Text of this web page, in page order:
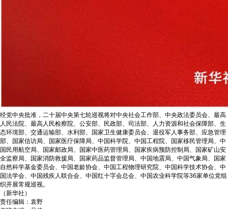
经党中央批准，二十届中央第七轮巡视将对中央社会工作部、中央政法委员会、最高
人民法院、最高人民检察院、公安部、民政部、司法部、人力资源和社会保障部、生
态环境部、交通运输部、水利部、国家卫生健康委员会、退役军人事务部、应急管理
部、国家信访局、国家医疗保障局、中国科学院、中国工程院、国家移民管理局、中
国民用航空局、国家邮政局、国家中医药管理局、国家疾病预防控制局、国家矿山安
全监察局、国家消防救援局、国家药品监督管理局、中国地震局、中国气象局、国家
自然科学基金委员会、中国老龄协会、中国工程物理研究院、中国科学技术协会、中
国法学会、中国残疾人联合会、中国红十字会总会、中国农业科学院等36家单位党组
织开展常规巡视。
（新华社）
责任编辑：袁野